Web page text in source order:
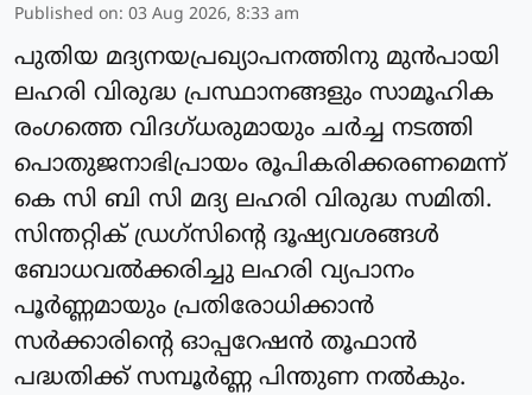
Published on: 03 Aug 2026, 8:33 am
പുതിയ മദ്യനയപ്രഖ്യാപനത്തിനു മുൻപായി
ലഹരി വിരുദ്ധ പ്രസ്ഥാനങ്ങളും സാമൂഹിക
രംഗത്തെ വിദഗ്ധരുമായും ചർച്ച നടത്തി
പൊതുജനാഭിപ്രായം രൂപികരിക്കരണമെന്ന്
കെ സി ബി സി മദ്യ ലഹരി വിരുദ്ധ സമിതി.
സിന്തറ്റിക് ഡ്രഗ്സിൻ്റെ ദൂഷ്യവശങ്ങൾ
ബോധവൽക്കരിച്ചു ലഹരി വ്യപാനം
പൂർണ്ണമായും പ്രതിരോധിക്കാൻ
സർക്കാരിൻ്റെ ഓപ്പറേഷൻ തൂഫാൻ
പദ്ധതിക്ക് സമ്പൂർണ്ണ പിന്തുണ നൽകും.